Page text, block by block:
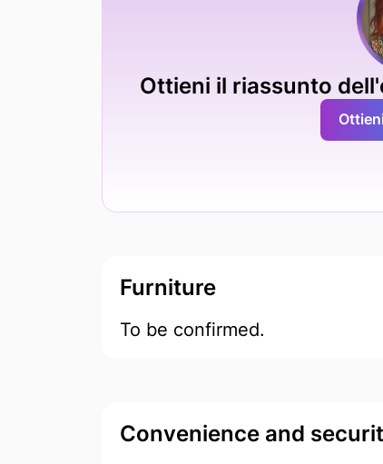
Ottieni il riassunto
Furniture
To be confirmed.
Convenience and